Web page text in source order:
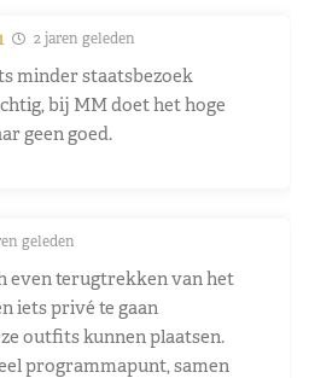
2 jaren geleden
minder staatsbezoek
bij MM doet het hoge
geen goed.
geleden
even terugtrekken van het
iets privé te gaan
outfits kunnen plaatsen.
programmapunt, samen